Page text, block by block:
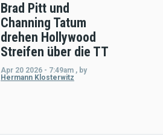
Brad Pitt und
Channing Tatum
drehen Hollywood
Streifen über die TT
Apr 20 2026 - 7:49am , by
Hermann Klosterwitz